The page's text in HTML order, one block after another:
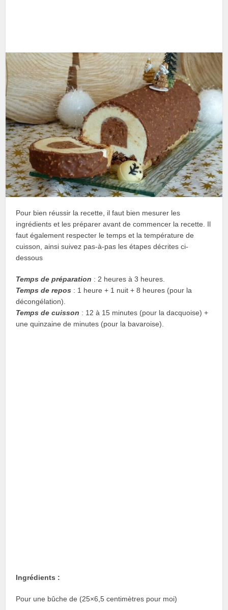
Pour bien réussir la recette, il faut bien mesurer les
ingrédients et les préparer avant de commencer la recette. Il
faut également respecter le temps et la température de
cuisson, ainsi suivez pas-à-pas les étapes décrites ci-
dessous
Temps de préparation : 2 heures à 3 heures.
Temps de repos : 1 heure + 1 nuit + 8 heures (pour la
décongélation).
Temps de cuisson : 12 à 15 minutes (pour la dacquoise) +
une quinzaine de minutes (pour la bavaroise).
Ingrédients :
Pour une bûche de (25×6,5 centimètres pour moi)